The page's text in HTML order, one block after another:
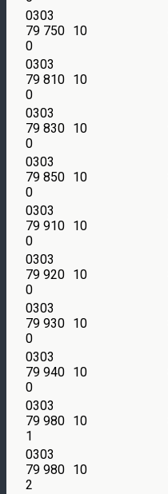
0303
79 750
0
10
0303
79 810
0
10
0303
79 830
0
10
0303
79 850
0
10
0303
79 910
0
10
0303
79 920
0
10
0303
79 930
0
10
0303
79 940
0
10
0303
79 980
1
10
0303
79 980
2
10